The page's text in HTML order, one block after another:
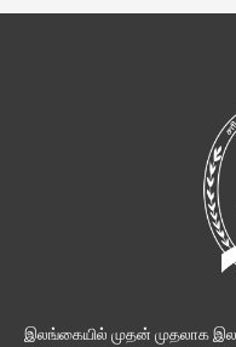
இலங்கையில் முதன் முதலாக